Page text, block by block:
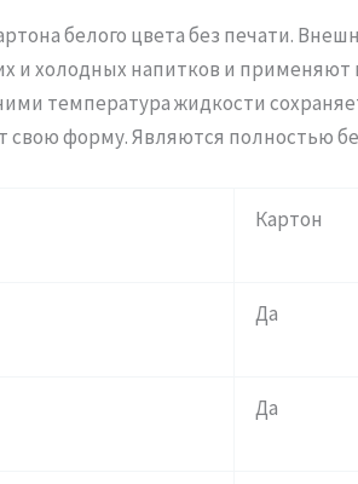
белого цвета без печати.
и холодных напитков и применяют
температура жидкости
свою форму. Являются полностью
Картон
Да
Да